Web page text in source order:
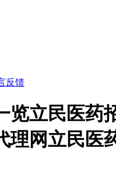
反馈
览立民医
理网立民医